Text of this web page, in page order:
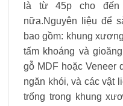
là từ 45p cho đến
nữa.Nguyên liệu để
bao gồm: khung
tấm khoáng và
gỗ MDF hoặc Veneer
ngăn khói, và các vật
trống trong khung